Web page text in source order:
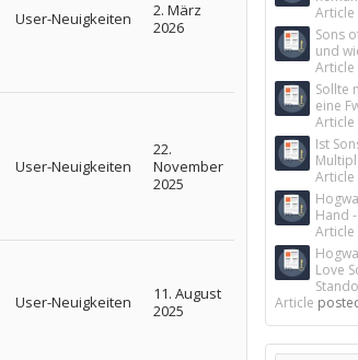
User-Neuigkeiten
2. März
2026
User-Neuigkeiten
22.
November
2025
User-Neuigkeiten
11. August
2025
Article
Sons
und
Article
Sollte
eine
Article
Ist
Article
Hand
Article
Love
Article